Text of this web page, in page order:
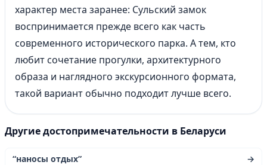
характер места заранее: Сульский замок
воспринимается прежде всего как часть
современного исторического парка. А тем, кто
любит сочетание прогулки, архитектурного
образа и наглядного экскурсионного формата,
такой вариант обычно подходит лучше всего.
Другие достопримечательности в Беларуси
“наносы отдых” →